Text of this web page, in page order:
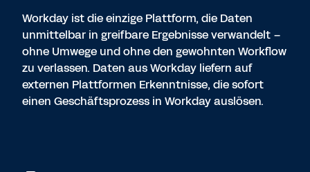
Workday ist die einzige Plattform, die Daten
unmittelbar in greifbare Ergebnisse verwandelt –
ohne Umwege und ohne den gewohnten Workflow
zu verlassen. Daten aus Workday liefern auf
externen Plattformen Erkenntnisse, die sofort
einen Geschäftsprozess in Workday auslösen.